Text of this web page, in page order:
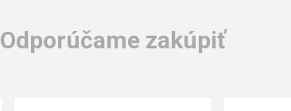
Odporúčame zakúpiť